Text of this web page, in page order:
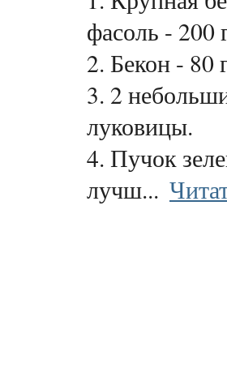
фасоль - 200
2. Бекон - 80
3. 2
луковицы.
4. Пучок
лучш...